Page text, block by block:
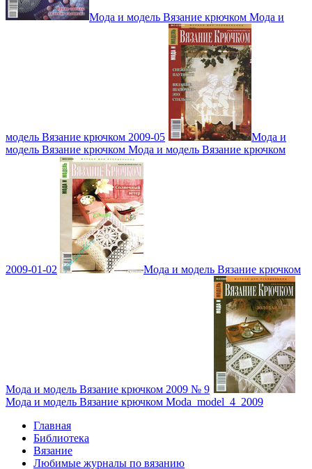
Мода и модель Вязание крючком Мода и
модель Вязание крючком 2009-05
Мода и
модель Вязание крючком Мода и модель Вязание крючком
2009-01-02 Мода и модель Вязание крючком
Мода и модель Вязание крючком 2009 № 9
Мода и модель Вязание крючком Moda_model_4_2009
Главная
Библиотека
Вязание
Любимые журналы по вязанию